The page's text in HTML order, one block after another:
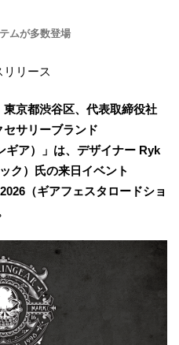
ムが多数登場
リース
京都渋谷区、代表取締役社
サリーブランド
ギア）」は、デザイナー Ryk
ク）氏の来日イベント
（ギアフェスタロードショ